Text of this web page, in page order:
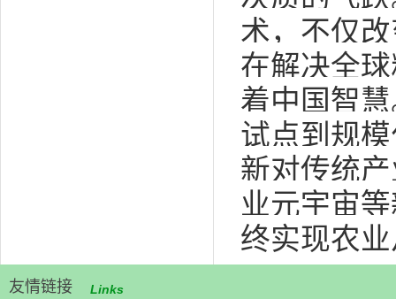
术，不仅
在解决全
着中国智
试点到规
新对传统
业元宇宙
终实现农
友情链接 Links